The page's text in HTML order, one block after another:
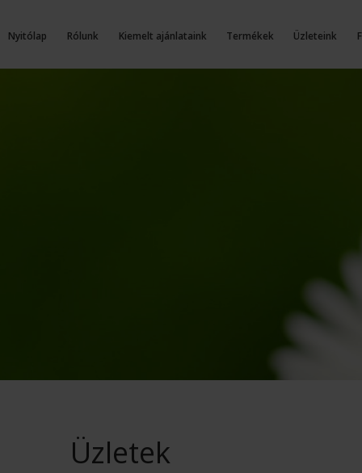
Nyitólap Rólunk Kiemelt ajánlataink Termékek Üzleteink
Üzletek